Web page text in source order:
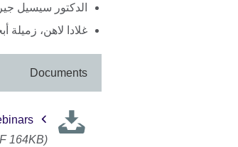
الدكتور سيسيل
غلادا لاهن، زميلة
Documents
(Adobe PDF 164KB)